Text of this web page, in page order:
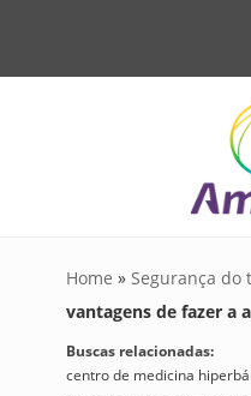
Home » Segurança do
vantagens de fazer a
Buscas relacionadas:
centro de medicina